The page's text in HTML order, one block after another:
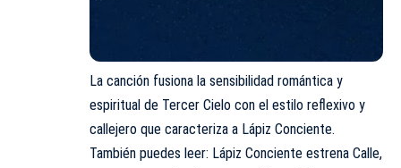
La canción fusiona la sensibilidad romántica y
espiritual de Tercer Cielo con el estilo reflexivo y
callejero que caracteriza a Lápiz Conciente.
También puedes leer: Lápiz Conciente estrena Calle,